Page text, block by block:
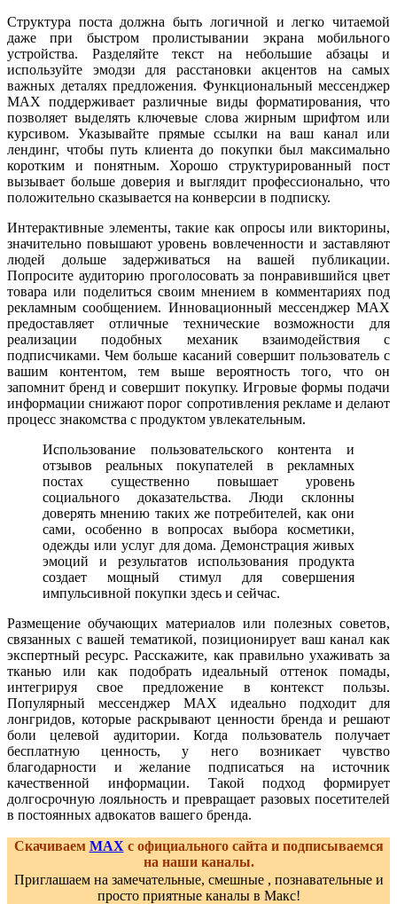
Структура поста должна быть логичной и легко читаемой
даже при быстром пролистывании экрана мобильного
устройства. Разделяйте текст на небольшие абзацы и
используйте эмодзи для расстановки акцентов на самых
важных деталях предложения. Функциональный мессенджер
MAX поддерживает различные виды форматирования, что
позволяет выделять ключевые слова жирным шрифтом или
курсивом. Указывайте прямые ссылки на ваш канал или
лендинг, чтобы путь клиента до покупки был максимально
коротким и понятным. Хорошо структурированный пост
вызывает больше доверия и выглядит профессионально, что
положительно сказывается на конверсии в подписку.
Интерактивные элементы, такие как опросы или викторины,
значительно повышают уровень вовлеченности и заставляют
людей дольше задерживаться на вашей публикации.
Попросите аудиторию проголосовать за понравившийся цвет
товара или поделиться своим мнением в комментариях под
рекламным сообщением. Инновационный мессенджер MAX
предоставляет отличные технические возможности для
реализации подобных механик взаимодействия с
подписчиками. Чем больше касаний совершит пользователь с
вашим контентом, тем выше вероятность того, что он
запомнит бренд и совершит покупку. Игровые формы подачи
информации снижают порог сопротивления рекламе и делают
процесс знакомства с продуктом увлекательным.
Использование пользовательского контента и
отзывов реальных покупателей в рекламных
постах существенно повышает уровень
социального доказательства. Люди склонны
доверять мнению таких же потребителей, как они
сами, особенно в вопросах выбора косметики,
одежды или услуг для дома. Демонстрация живых
эмоций и результатов использования продукта
создает мощный стимул для совершения
импульсивной покупки здесь и сейчас.
Размещение обучающих материалов или полезных советов,
связанных с вашей тематикой, позиционирует ваш канал как
экспертный ресурс. Расскажите, как правильно ухаживать за
тканью или как подобрать идеальный оттенок помады,
интегрируя свое предложение в контекст пользы.
Популярный мессенджер MAX идеально подходит для
лонгридов, которые раскрывают ценности бренда и решают
боли целевой аудитории. Когда пользователь получает
бесплатную ценность, у него возникает чувство
благодарности и желание подписаться на источник
качественной информации. Такой подход формирует
долгосрочную лояльность и превращает разовых посетителей
в постоянных адвокатов вашего бренда.
Скачиваем MAX с официального сайта и подписываемся
на наши каналы.
Приглашаем на замечательные, смешные , познавательные и
просто приятные каналы в Макс!